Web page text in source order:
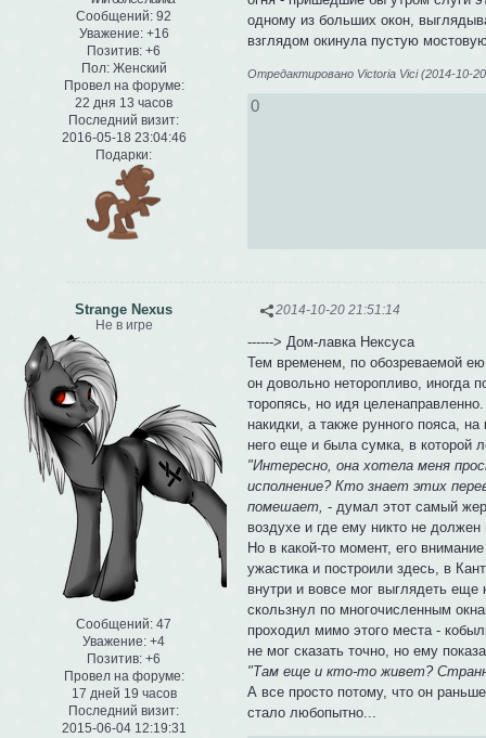
Сообщений: 92
Уважение: +16
Позитив: +6
Пол:Женский
Провел на форуме:
22 дня 13 часов
Последний визит:
2016-05-18 23:04:46
Подарки:
одному из больших окон,
взглядом окинула пустую
Отредактировано Victoria Vici (2014-10-
0
2014-10-20 21:51:14
Strange Nexus
Не в игре
Сообщений: 47
Уважение: +4
Позитив: +6
Провел на форуме:
17 дней 19 часов
Последний визит:
2015-06-04 12:19:31
------> Дом-лавка Нексуса
Тем временем, по обозреваемой ею
он довольно неторопливо, иногда
торопясь, но идя
накидки, а также рунного пояса,
него еще и была сумка, в которой
"Интересно, она хотела меня
исполнение? Кто знает этих
помешает, - думал этот самый
воздухе и где ему никто не
Но в какой-то момент, его
ужастика и построили здесь, в
внутри и вовсе мог выглядеть
скользнул по многочисленным
проходил мимо этого места -
не мог сказать точно, но ему
"Там еще и кто-то живет?
А все просто потому, что он
стало любопытно...